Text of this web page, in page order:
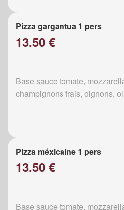
Pizza gargantua 1 pers
13.50 €
Base sauce tomate,
champignons frais, oignons,
Pizza méxicaine 1 pers
13.50 €
Base sauce tomate,